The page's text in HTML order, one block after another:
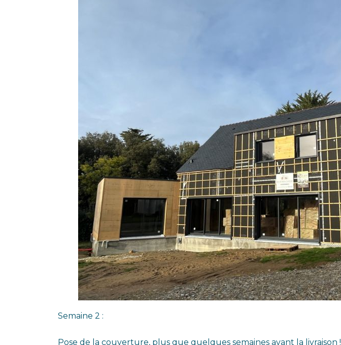
Semaine 2 :
Pose de la couverture, plus que quelques semaines avant la livraison !